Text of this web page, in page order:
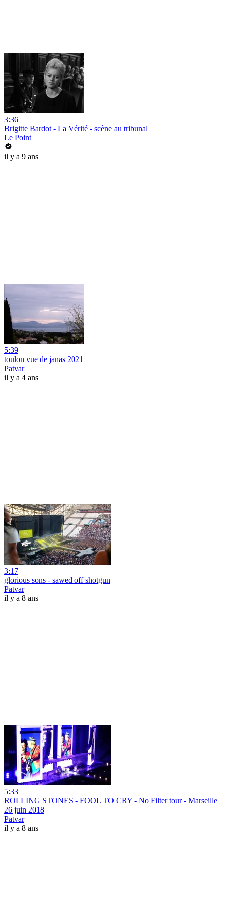
3:36
Brigitte Bardot - La Vérité - scène au tribunal
Le Point
il y a 9 ans
5:39
toulon vue de janas 2021
Patvar
il y a 4 ans
3:17
glorious sons - sawed off shotgun
Patvar
il y a 8 ans
5:33
ROLLING STONES - FOOL TO CRY - No Filter tour - Marseille
26 juin 2018
Patvar
il y a 8 ans